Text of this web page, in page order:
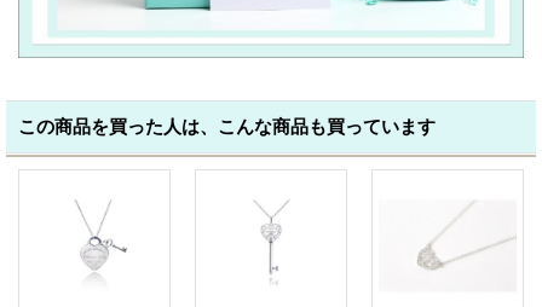
この商品を買った人は、こんな商品も買っています